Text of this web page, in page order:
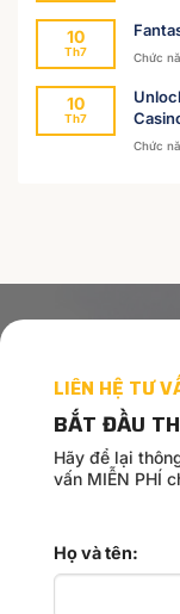
10
Th7 Chức
10
Th7
Chức
LIÊN HỆ TƯ
BẮT ĐẦU
Hãy để lại
vấn MIỄN PHÍ
Họ và tên: